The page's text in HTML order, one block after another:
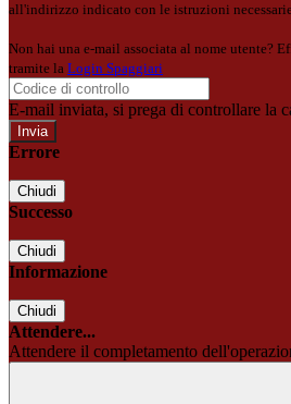
all'indirizzo indicato con le istruzioni
Non hai una e-mail associata al nome utente?
tramite la Login Spaggiari
E-mail inviata, si prega di controllare la
Errore
Chiudi
Successo
Chiudi
Informazione
Chiudi
Attendere...
Attendere il completamento